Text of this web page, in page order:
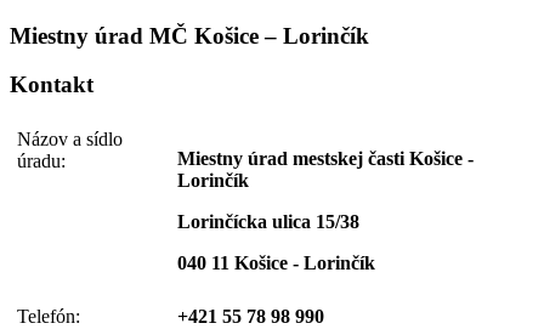
Miestny úrad MČ Košice – Lorinčík
Kontakt
Názov a sídlo
úradu:
Miestny úrad mestskej časti Košice -
Lorinčík
Lorinčícka ulica 15/38
040 11 Košice - Lorinčík
Telefón:
+421 55 78 98 990